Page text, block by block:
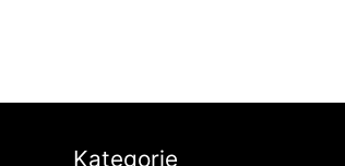
Kategorie